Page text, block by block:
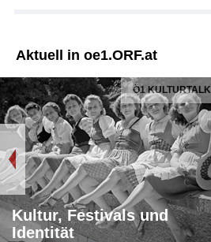
Aktuell in oe1.ORF.at
Ö1 KULTURTALK
Kultur, Festivals und
Identität